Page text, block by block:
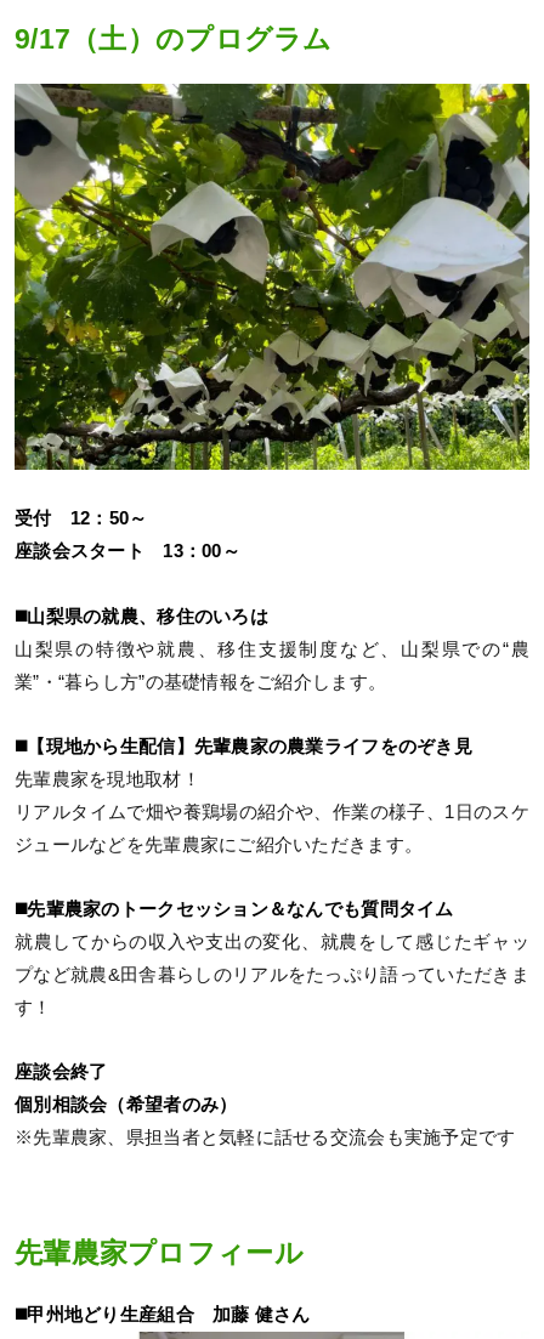
9/17（土）のプログラム
受付 12：50～
座談会スタート 13：00～
◼️山梨県の就農、移住のいろは
山梨県の特徴や就農、移住支援制度など、山梨県での“農
業”・“暮らし方”の基礎情報をご紹介します。
◼️【現地から生配信】先輩農家の農業ライフをのぞき見
先輩農家を現地取材！
リアルタイムで畑や養鶏場の紹介や、作業の様子、1日のスケ
ジュールなどを先輩農家にご紹介いただきます。
◼️先輩農家のトークセッション＆なんでも質問タイム
就農してからの収入や支出の変化、就農をして感じたギャッ
プなど就農&田舎暮らしのリアルをたっぷり語っていただきま
す！
座談会終了
個別相談会（希望者のみ）
※先輩農家、県担当者と気軽に話せる交流会も実施予定です
先輩農家プロフィール
◼️甲州地どり生産組合 加藤 健さん